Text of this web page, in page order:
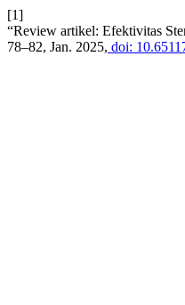
[1]
“Review artikel: Efektivitas
78–82, Jan. 2025, doi: